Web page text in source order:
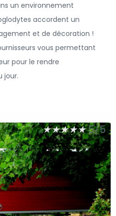
un environnement
accordent un
et de décoration !
vous permettant
pour le rendre
jour.
★★★★★5/5